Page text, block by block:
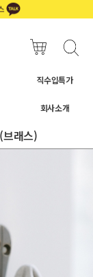
직수입특가
회사소개
브래스)